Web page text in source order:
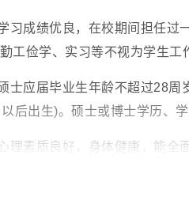
习成绩优良，在校期间担任过
工俭学、实习等不视为学生工
士应届毕业生年龄不超过28
后出生)。硕士或博士学历、
理素质良好，身体健康，能全